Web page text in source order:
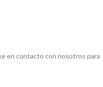
en contacto con nosotros para